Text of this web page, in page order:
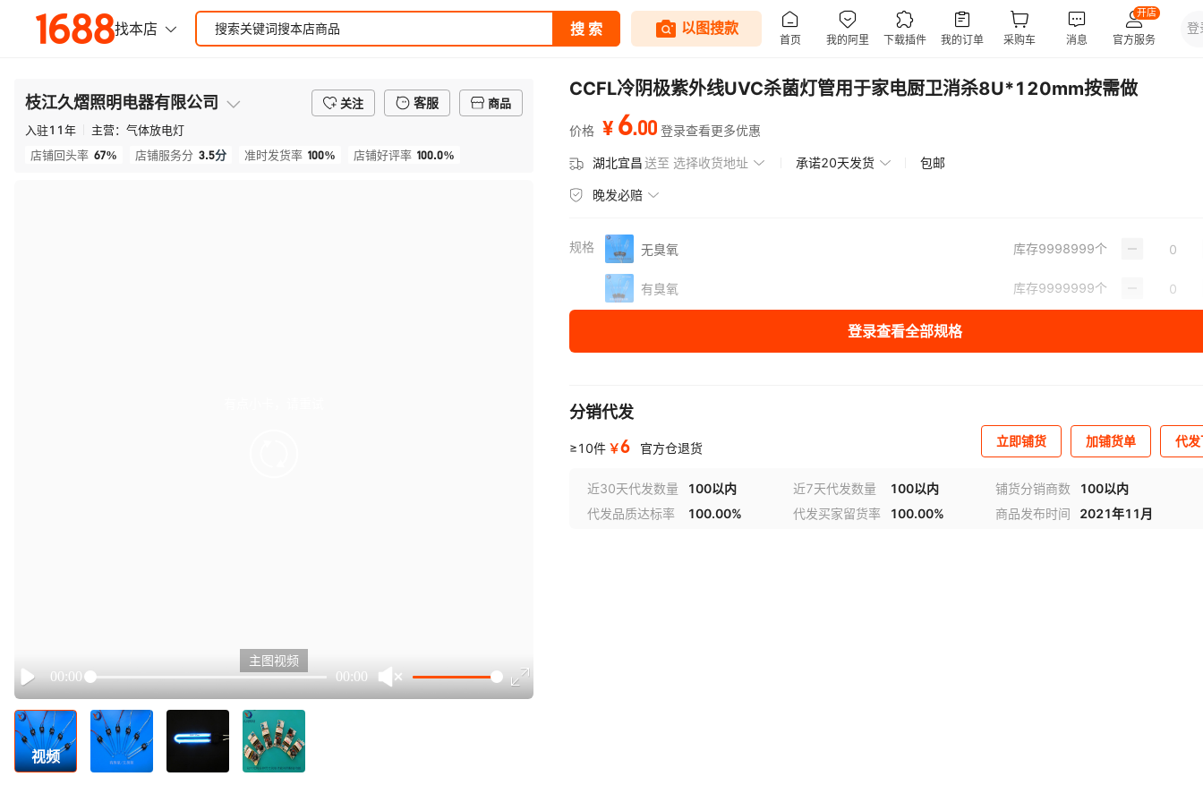
枝江久熠照明电器有限公司 关注 客服
商品
入驻11年 主营： 气体放电灯
店铺回头率 67% 店铺服务分 3.5分 准时发货率 100% 店铺好评率 100.0%
Play
00:00 00:00
主图视频
视频
CCFL冷阴极紫外线UVC杀菌灯管用于家电厨卫消杀8U*120mm按需做
价格 ¥ 6.00 登录查看更多优惠
湖北宜昌送至 选择收货地址 承诺20天发货 包邮
晚发必赔
规格 无臭氧 库存9998999个
有臭氧 库存9999999个
登录查看全部规格
分销代发
≥10件 ￥6 官方仓退货 立即铺货 加铺货单 代
近30天代发数量 100以内 近7天代发数量 100以内 铺货分销商数
100以内
代发品质达标率
100.00% 代发买家留货率 100.00% 商品发布时间 2021年11月